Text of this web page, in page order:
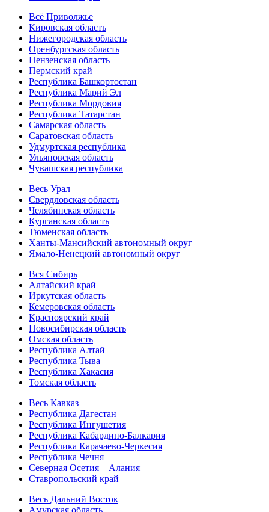
Всё Приволжье
Кировская область
Нижегородская область
Оренбургская область
Пензенская область
Пермский край
Республика Башкортостан
Республика Марий Эл
Республика Мордовия
Республика Татарстан
Самарская область
Саратовская область
Удмуртская республика
Ульяновская область
Чувашская республика
Весь Урал
Свердловская область
Челябинская область
Курганская область
Тюменская область
Ханты-Мансийский автономный округ
Ямало-Ненецкий автономный округ
Вся Сибирь
Алтайский край
Иркутская область
Кемеровская область
Красноярский край
Новосибирская область
Омская область
Республика Алтай
Республика Тыва
Республика Хакасия
Томская область
Весь Кавказ
Республика Дагестан
Республика Ингушетия
Республика Кабардино-Балкария
Республика Карачаево-Черкесия
Республика Чечня
Северная Осетия – Алания
Ставропольский край
Весь Дальний Восток
Амурская область